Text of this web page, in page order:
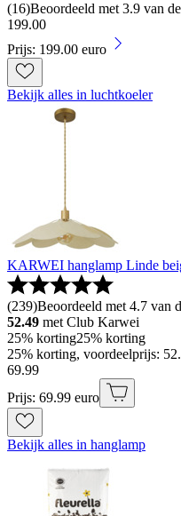
(16)Beoordeeld met 3.9 van
199.00
Prijs: 199.00 euro
Bekijk alles in luchtkoeler
KARWEI hanglamp Linde
(239)Beoordeeld met 4.7 van
52.49 met Club Karwei
25% korting25% korting
25% korting, voordeelprijs:
69.99
Prijs: 69.99 euro
Bekijk alles in hanglamp